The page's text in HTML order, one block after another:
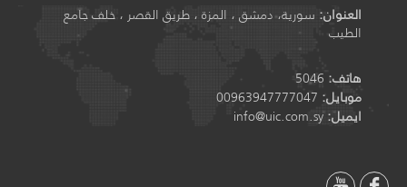
العنوان: سورية، دمشق ، المزة ، طريق القصر ، خلف جامع
الطيب
هاتف: 5046
موبايل: 00963947777047
ايميل:info@uic.com.sy